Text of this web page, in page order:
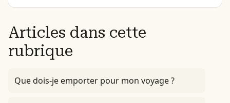
Articles dans cette
rubrique
Que dois-je emporter pour mon voyage ?